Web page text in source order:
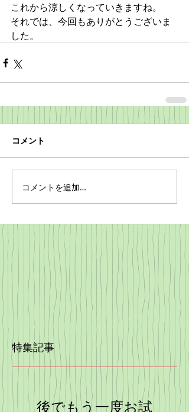
これから涼しくなっていきますね。
それでは、今回もありがとうございま
した。
コメント
コメントを追加…
特集記事
後でもう一度お試